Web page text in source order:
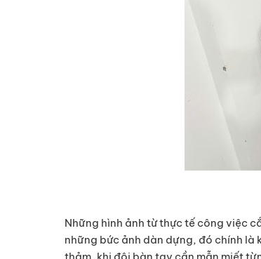
Những hình ảnh từ thực tế công việc
những bức ảnh dàn dựng, đó chính